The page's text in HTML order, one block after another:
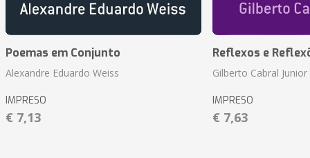
Poemas em Conjunto
Alexandre Eduardo Weiss
IMPRESO
€ 7,13
Reflexos e
Gilberto Cabral Junior
IMPRESO
€ 7,63